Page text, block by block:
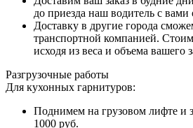
до приезда наш водитель с вами
Доставку в другие города
транспортной компанией.
исходя из веса и объема вашего
Разгрузочные работы
Для кухонных гарнитуров:
Поднимем на грузовом лифте и
1000 руб.